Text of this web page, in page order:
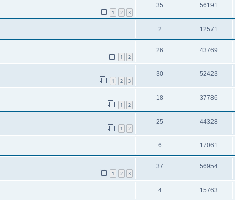
1 2 3
35 56191
2 12571
1 2
26 43769
1 2 3
30 52423
1 2
18 37786
1 2
25 44328
6 17061
1 2 3
37 56954
4 15763